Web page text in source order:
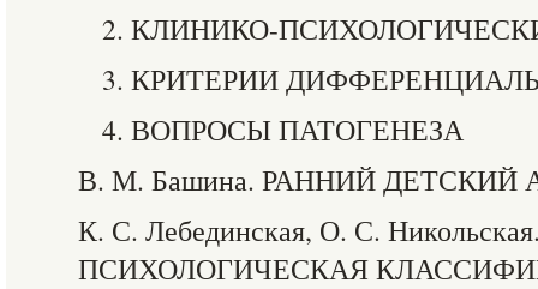
2. КЛИНИКО-
3. КРИТЕРИИ
4. ВОПРОСЫ ПАТОГЕНЕЗА
В. М. Башина. РАННИЙ ДЕТСКИЙ
К. С. Лебединская, О. С.
ПСИХОЛОГИЧЕСКАЯ